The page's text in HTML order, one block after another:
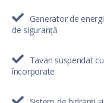
Generator de
de siguranță
Tavan suspendat
încorporate